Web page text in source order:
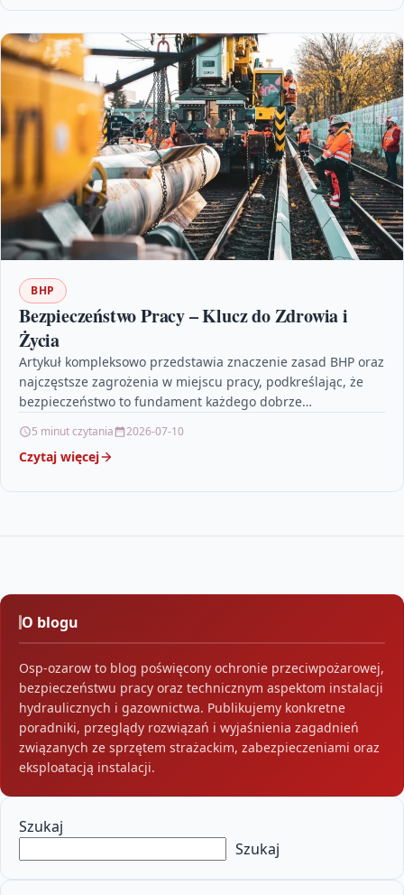
BHP
Bezpieczeństwo Pracy – Klucz do Zdrowia i
Życia
Artykuł kompleksowo przedstawia znaczenie zasad BHP oraz
najczęstsze zagrożenia w miejscu pracy, podkreślając, że
bezpieczeństwo to fundament każdego dobrze
5 minut czytania 2026-07-10
Czytaj więcej
O blogu
Osp-ozarow to blog poświęcony ochronie przeciwpożarowej,
bezpieczeństwu pracy oraz technicznym aspektom instalacji
hydraulicznych i gazownictwa. Publikujemy konkretne
poradniki, przeglądy rozwiązań i wyjaśnienia zagadnień
związanych ze sprzętem strażackim, zabezpieczeniami oraz
eksploatacją instalacji.
Szukaj
Szukaj